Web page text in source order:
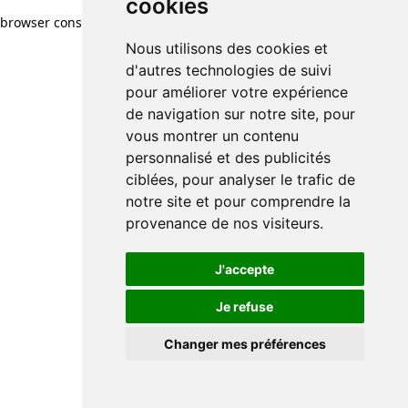
cookies
Nous utilisons des cookies et
d'autres technologies de suivi
pour améliorer votre expérience
de navigation sur notre site, pour
vous montrer un contenu
personnalisé et des publicités
ciblées, pour analyser le trafic de
notre site et pour comprendre la
provenance de nos visiteurs.
J'accepte
Je refuse
Changer mes préférences
browser console for more information)